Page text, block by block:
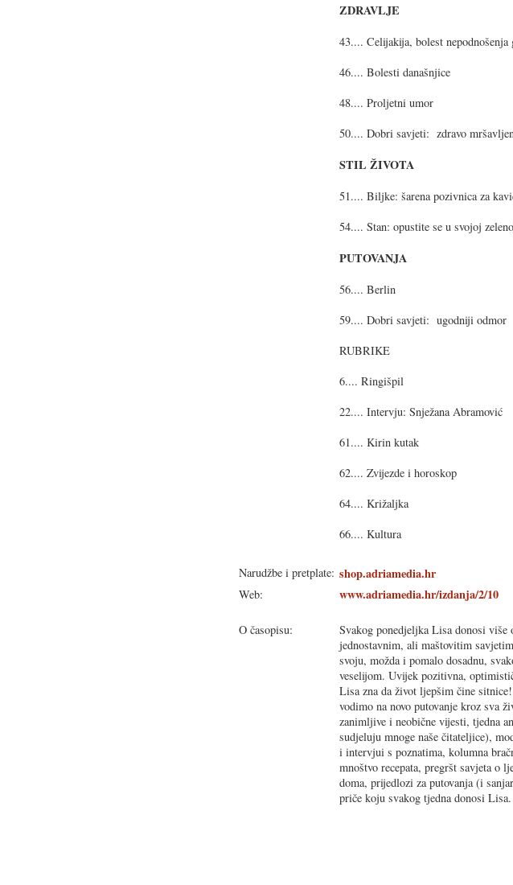
ZDRAVLJE
43.... Celijakija, bolest nepodnošenja
46.... Bolesti današnjice
48.... Proljetni umor
50.... Dobri savjeti: zdravo
STIL ŽIVOTA
51.... Biljke: šarena pozivnica za
54.... Stan: opustite se u svojoj
PUTOVANJA
56.... Berlin
59.... Dobri savjeti: ugodniji odmor
RUBRIKE
6.... Ringišpil
22.... Intervju: Snježana Abramović
61.... Kirin kutak
62.... Zvijezde i horoskop
64.... Križaljka
66.... Kultura
Narudžbe i pretplate: shop.adriamedia.hr
Web: www.adriamedia.hr/izdanja/2/10
O časopisu:
Svakog ponedjeljka Lisa donosi više
jednostavnim, ali maštovitim
svoju, možda i pomalo dosadnu,
veselijom. Uvijek pozitivna,
Lisa zna da život ljepšim čine
vodimo na novo putovanje kroz sva
zanimljive i neobične vijesti, tjedna
sudjeluju mnoge naše čitateljice),
i intervjui s poznatima, kolumna
mnoštvo recepata, pregršt savjeta o
doma, prijedlozi za putovanja (i
priče koju svakog tjedna donosi Lisa.